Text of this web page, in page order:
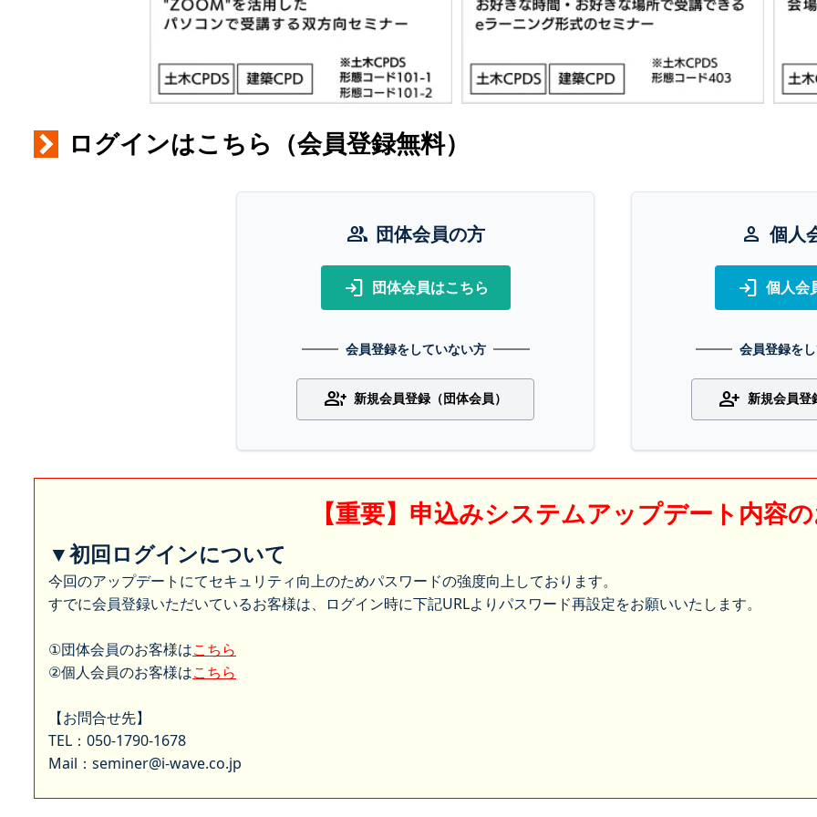
ログインはこちら（会員登録無料）
group 団体会員の方
login 団体会員はこちら
会員登録をしていない方
group_add 新規会員登録（団体会員）
person 個人
login 個人会
会員登録を
person_add 新規会員登
【重要】申込みシステムアップデート内容
▼初回ログインについて
今回のアップデートにてセキュリティ向上のためパスワードの強度向上しております。
すでに会員登録いただいているお客様は、ログイン時に下記URLよりパスワード再設定をお願いいたします。
①団体会員のお客様はこちら
②個人会員のお客様はこちら
【お問合せ先】
TEL：050-1790-1678
Mail：seminer@i-wave.co.jp